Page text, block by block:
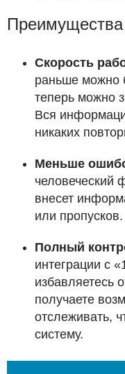
Преимущества
Скорость
раньше можно
теперь можно
Вся
никаких
Меньше
человеческий
внесет
или пропусков.
Полный
интеграции с
избавляетесь
получаете
отслеживать,
систему.